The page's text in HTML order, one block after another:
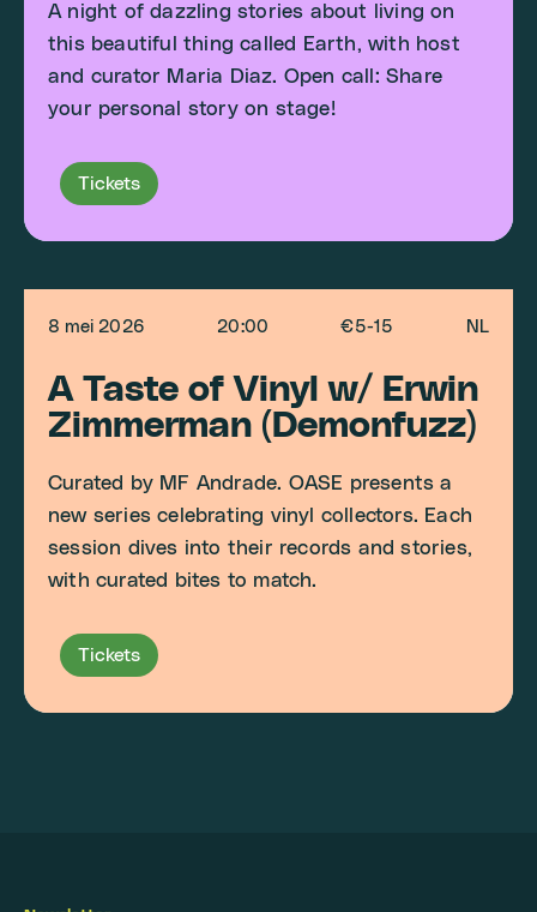
A night of dazzling stories about living on
this beautiful thing called Earth, with host
and curator Maria Diaz. Open call: Share
your personal story on stage!
Tickets
8 mei 2026 20:00 €5-15 NL
A Taste of Vinyl w/ Erwin
Zimmerman (Demonfuzz)
Curated by MF Andrade. OASE presents a
new series celebrating vinyl collectors. Each
session dives into their records and stories,
with curated bites to match.
Tickets